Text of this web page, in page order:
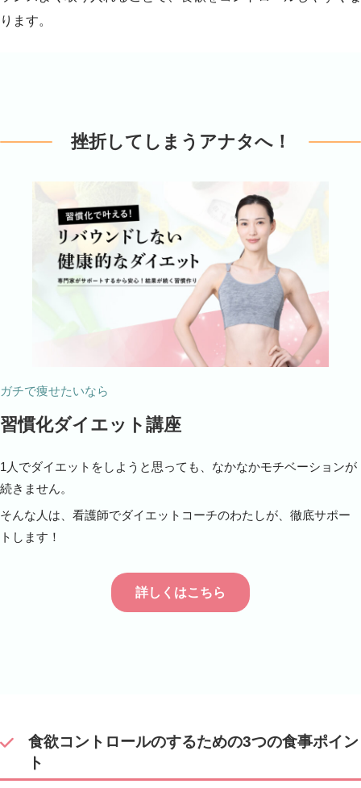
ります。
挫折してしまうアナタへ！
ガチで痩せたいなら
習慣化ダイエット講座
1人でダイエットをしようと思っても、なかなかモチベーションが
続きません。
そんな人は、看護師でダイエットコーチのわたしが、徹底サポー
トします！
詳しくはこちら
食欲コントロールのするための3つの食事ポイン
ト